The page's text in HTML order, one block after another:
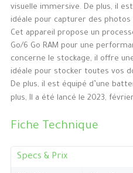
visuelle immersive. De plus, il
idéale pour capturer des
Cet appareil propose un
Go/6 Go RAM pour une
concerne le stockage, il offre
idéale pour stocker toutes vos
De plus, il est équipé d’une
plus, Il a été lancé le 2023,
Fiche Technique
Specs & Prix